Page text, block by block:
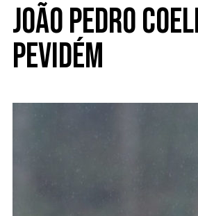
João Pedro
Pevidém